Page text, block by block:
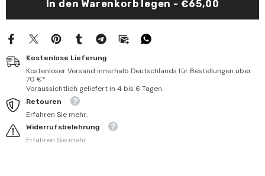
بشرح
اللباب
Lübab
الوهاب
بشرح
اللباب
In den Warenkorb legen - €65,00
Kostenlose Lieferung
Kostenloser Versand innerhalb Deutschlands für Bestellungen über
70 €*
Voraussichtlich geliefert in 4 bis 6 Tagen.
Retouren
Erfahren Sie mehr.
Widerrufsbelehrung
Erfahren Sie mehr.